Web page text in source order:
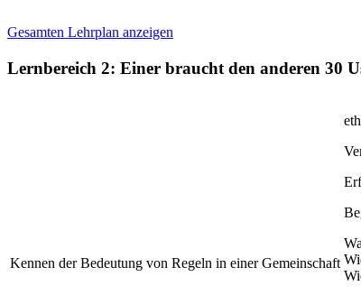
Gesamten Lehrplan anzeigen
Lernbereich 2: Einer braucht den anderen 30
Kennen der Bedeutung von Regeln in einer Gemeinschaft